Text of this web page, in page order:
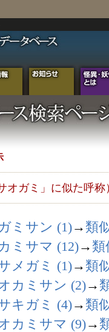
オガミ」に似た呼称
ミサン (1)→ 類
ミサマ (12)→ 類
メガミ (1)→ 類
カミサン (2)→
キガミ (4)→ 類
カミサマ (9)→